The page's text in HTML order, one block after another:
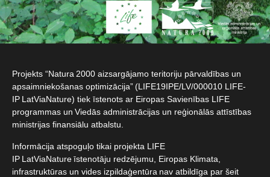
Projekts “Natura 2000 aizsargājamo teritoriju pārvaldības un
apsaimniekošanas optimizācija” (LIFE19IPE/LV/000010 LIFE-
IP LatViaNature) tiek īstenots ar Eiropas Savienības LIFE
programmas un Viedās administrācijas un reģionālās attīstības
ministrijas finansiālu atbalstu.​
Informācija atspoguļo tikai projekta LIFE
IP LatViaNature īstenotāju redzējumu, Eiropas Klimata,
infrastruktūras un vides izpildaģentūra nav atbildīga par šeit